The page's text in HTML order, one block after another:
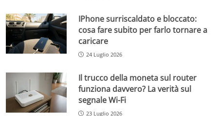
IPhone surriscaldato e bloccato:
cosa fare subito per farlo tornare a
caricare
24 Luglio 2026
Il trucco della moneta sul router
funziona davvero? La verità sul
segnale Wi-Fi
23 Luglio 2026